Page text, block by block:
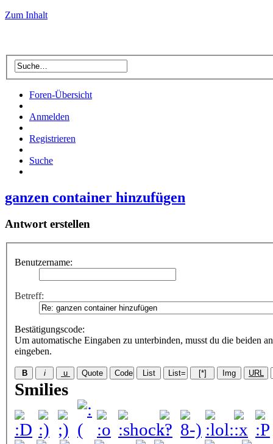
Zum Inhalt
Foren-Übersicht
Anmelden
Registrieren
Suche
ganzen container hinzufügen
Antwort erstellen
Benutzername:
Betreff:
Bestätigungscode:
Um automatische Eingaben zu unterbinden, musst du die beiden
eingeben.
Smilies